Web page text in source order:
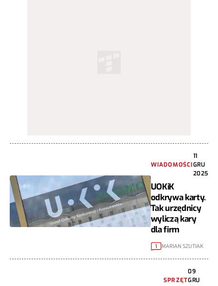
WIADOMOŚCI
11
GRU
2025
UOKiK
odkrywa karty.
Tak urzędnicy
wyliczą kary
dla firm
1 MARIAN SZUTIAK
SPRZĘT
09
GRU